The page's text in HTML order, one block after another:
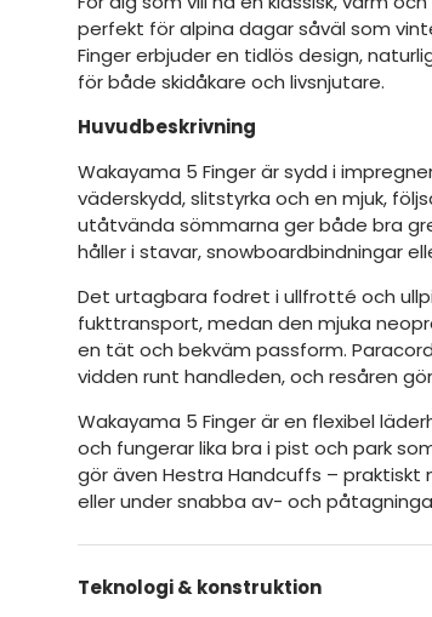
perfekt för alpina dagar såväl som
Finger erbjuder en tidlös design,
för både skidåkare och livsnjutare.
Huvudbeskrivning
Wakayama 5 Finger är sydd i
väderskydd, slitstyrka och en mjuk,
utåtvända sömmarna ger både bra
håller i stavar, snowboardbindningar
Det urtagbara fodret i ullfrotté och
fukttransport, medan den mjuka
en tät och bekväm passform.
vidden runt handleden, och resåren
Wakayama 5 Finger är en flexibel
och fungerar lika bra i pist och park
gör även Hestra Handcuffs – praktiskt
eller under snabba av- och
Teknologi & konstruktion